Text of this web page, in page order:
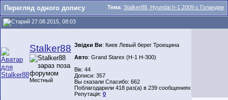
Тема: Stalker88, Hyundai h-1 2009 с Голандии
Перегляд одного допису
27.08.2015, 08:03
Stalker88
Местный
Звідки Ви: Киев Левый берег Троещина
Авто: Grand Starex (H-1 H-300)
Вік: 44
Дописи: 357
Вы сказали Спасибо: 662
Поблагодарили 418 раз(а) в 239 сообщениях
Репутація: 0